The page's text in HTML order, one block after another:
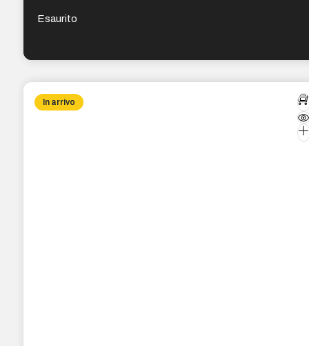
Esaurito
In arrivo